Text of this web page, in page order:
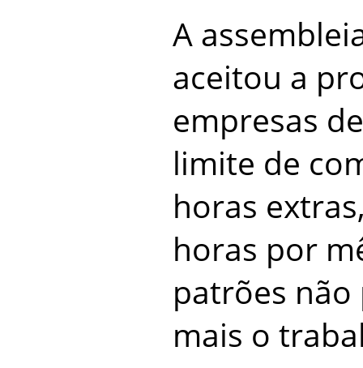
A
aceitou a
empresas
limite de
horas
horas por
patrões não
mais o